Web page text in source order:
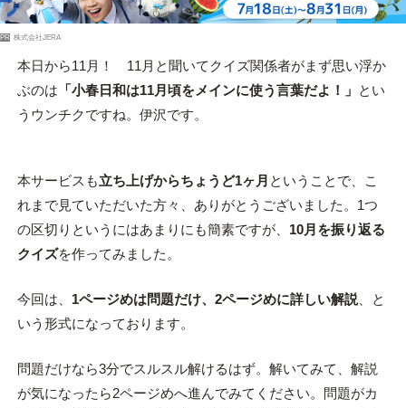
PR 株式会社JERA
本日から11月！ 11月と聞いてクイズ関係者がまず思い浮か
ぶのは 「小春日和は11月頃をメインに使う言葉だよ！」 とい
うウンチクですね。伊沢です。
本サービスも立ち上げからちょうど1ヶ月 ということで、こ
れまで見ていただいた方々、ありがとうございました。1つ
の区切りというにはあまりにも簡素ですが、 10月を振り返る
クイズを作ってみました。
今回は、 1ページめは問題だけ、2ページめに詳しい解説、と
いう形式になっております。
問題だけなら3分でスルスル解けるはず。解いてみて、解説
が気になったら2ページめへ進んでみてください。問題がカ